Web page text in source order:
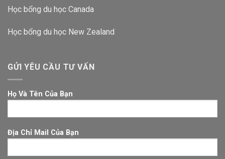
Học bổng du học Canada
Học bổng du học New Zealand
GỬI YÊU CẦU TƯ VẤN
Họ Và Tên Của Bạn
Địa Chỉ Mail Của Bạn